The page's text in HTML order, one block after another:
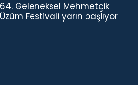
64. Geleneksel Mehmetçik
Üzüm Festivali yarın başlıyor